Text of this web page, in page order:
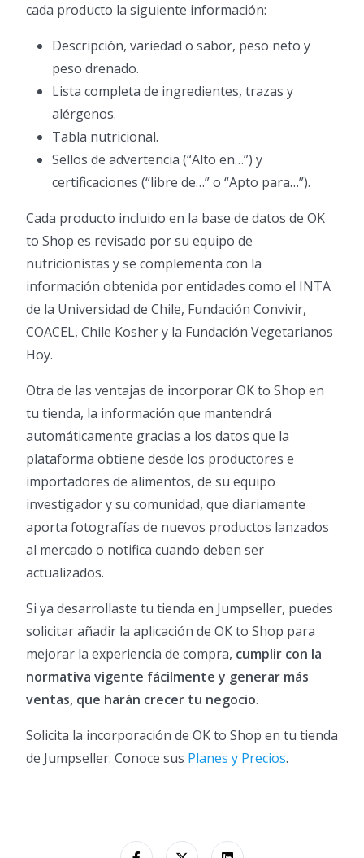
cada producto la siguiente información:
Descripción, variedad o sabor, peso neto y
peso drenado.
Lista completa de ingredientes, trazas y
alérgenos.
Tabla nutricional.
Sellos de advertencia (“Alto en…”) y
certificaciones (“libre de…” o “Apto para…”).
Cada producto incluido en la base de datos de OK
to Shop es revisado por su equipo de
nutricionistas y se complementa con la
información obtenida por entidades como el INTA
de la Universidad de Chile, Fundación Convivir,
COACEL, Chile Kosher y la Fundación Vegetarianos
Hoy.
Otra de las ventajas de incorporar OK to Shop en
tu tienda, la información que mantendrá
automáticamente gracias a los datos que la
plataforma obtiene desde los productores e
importadores de alimentos, de su equipo
investigador y su comunidad, que diariamente
aporta fotografías de nuevos productos lanzados
al mercado o notifica cuando deben ser
actualizados.
Si ya desarrollaste tu tienda en Jumpseller, puedes
solicitar añadir la aplicación de OK to Shop para
mejorar la experiencia de compra, cumplir con la
normativa vigente fácilmente y generar más
ventas, que harán crecer tu negocio.
Solicita la incorporación de OK to Shop en tu tienda
de Jumpseller. Conoce sus Planes y Precios.